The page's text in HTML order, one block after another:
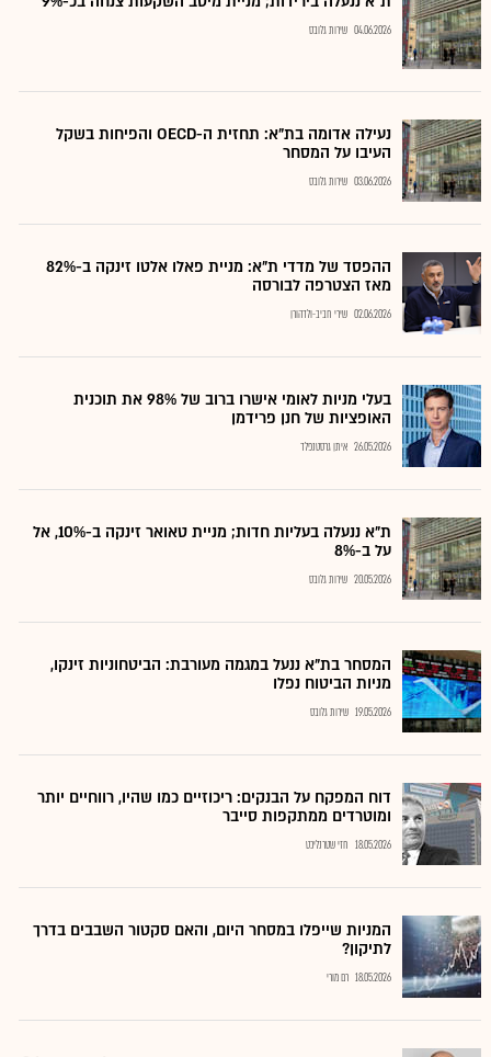
04.06.2026 שירות גלובס
נעילה אדומה בת"א: תחזית ה-OECD והפיחות בשקל
העיבו על המסחר
03.06.2026 שירות גלובס
ההפסד של מדדי ת"א: מניית פאלו אלטו זינקה ב-82%
מאז הצטרפה לבורסה
02.06.2026 שירי חביב-ולדהורן
בעלי מניות לאומי אישרו ברוב של 98% את תוכנית
האופציות של חנן פרידמן
26.05.2026 איתן גרסטנפלד
ת"א ננעלה בעליות חדות; מניית טאואר זינקה ב-10%, אל
על ב-8%
20.05.2026 שירות גלובס
המסחר בת"א ננעל במגמה מעורבת: הביטחוניות זינקו,
מניות הביטוח נפלו
19.05.2026 שירות גלובס
דוח המפקח על הבנקים: ריכוזיים כמו שהיו, רווחיים יותר
ומוטרדים ממתקפות סייבר
18.05.2026 חזי שטרנליכט
המניות שייפלו במסחר היום, והאם סקטור השבבים בדרך
לתיקון?
18.05.2026 רם מורי